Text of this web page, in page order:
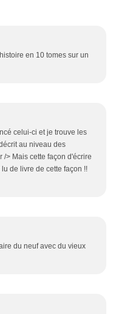
en 10 tomes sur un
celui-ci et je trouve les
au niveau des
/> Mais cette façon d'écrire
de livre de cette façon !!
du neuf avec du vieux